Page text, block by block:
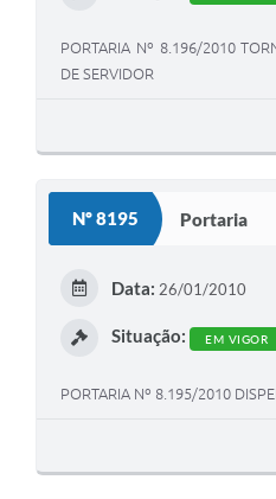
PORTARIA Nº 8.196/2010
DE SERVIDOR
Nº 8195 Portaria
Data: 26/01/2010
Situação: EM VIGOR
PORTARIA Nº 8.195/2010